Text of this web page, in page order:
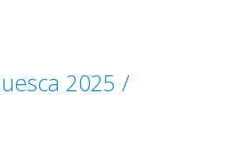
2025 /